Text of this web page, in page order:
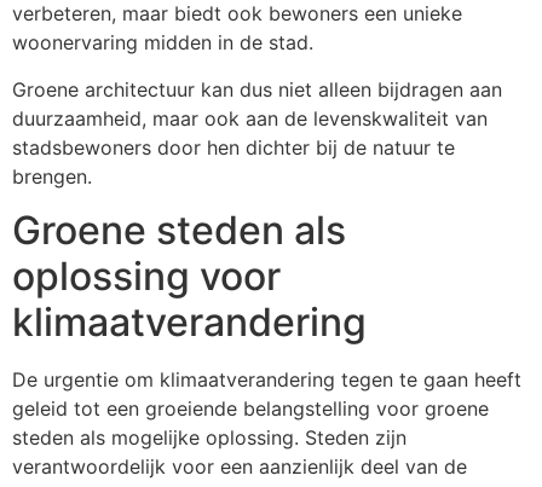
verbeteren, maar biedt ook bewoners een unieke
woonervaring midden in de stad.
Groene architectuur kan dus niet alleen bijdragen aan
duurzaamheid, maar ook aan de levenskwaliteit van
stadsbewoners door hen dichter bij de natuur te
brengen.
Groene steden als
oplossing voor
klimaatverandering
De urgentie om klimaatverandering tegen te gaan heeft
geleid tot een groeiende belangstelling voor groene
steden als mogelijke oplossing. Steden zijn
verantwoordelijk voor een aanzienlijk deel van de